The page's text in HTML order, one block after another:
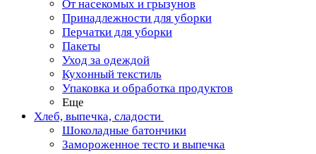
От насекомых и грызунов
Принадлежности для уборки
Перчатки для уборки
Пакеты
Уход за одеждой
Кухонный текстиль
Упаковка и обработка продуктов
Еще
Хлеб, выпечка, сладости
Шоколадные батончики
Замороженное тесто и выпечка